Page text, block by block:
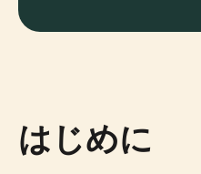
はじめに